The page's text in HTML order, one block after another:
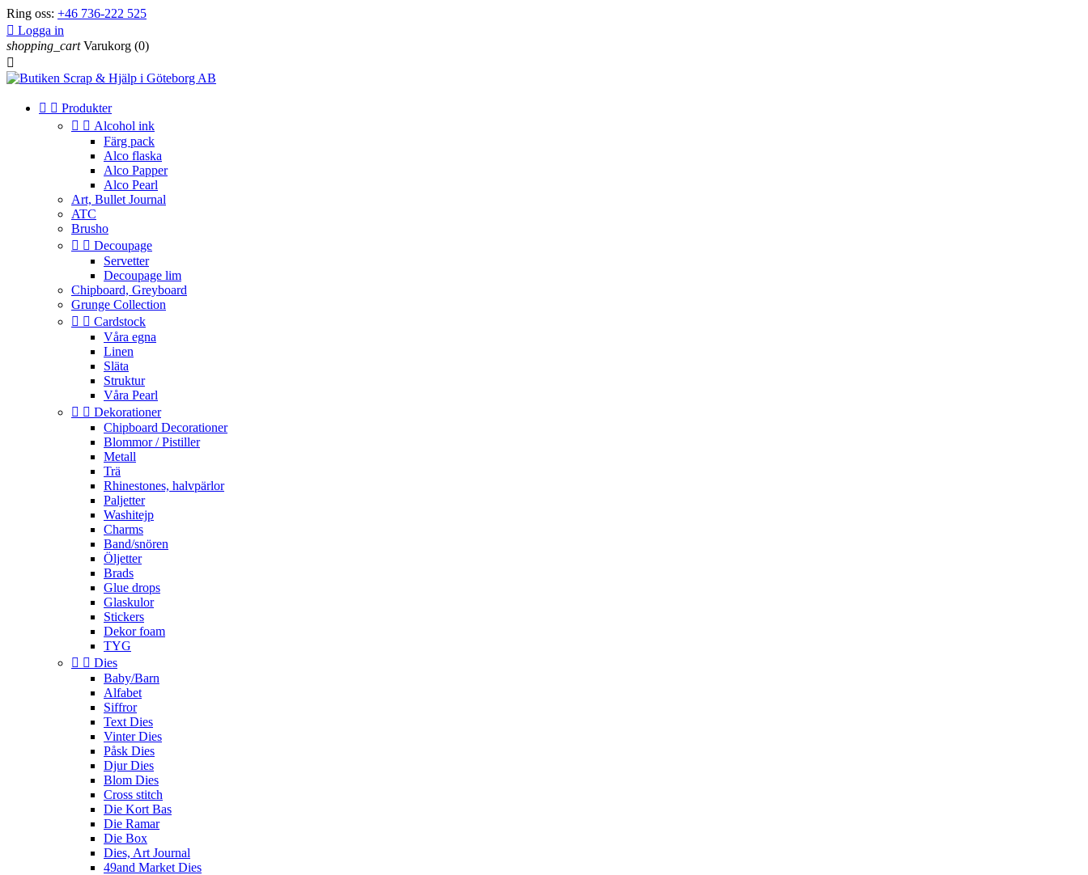
Ring oss: +46 736-222 525
 Logga in
shopping_cart Varukorg (0)

  Produkter
  Alcohol ink
Färg pack
Alco flaska
Alco Papper
Alco Pearl
Art, Bullet Journal
ATC
Brusho
  Decoupage
Servetter
Decoupage lim
Chipboard, Greyboard
Grunge Collection
  Cardstock
Våra egna
Linen
Släta
Struktur
Våra Pearl
  Dekorationer
Chipboard Decorationer
Blommor / Pistiller
Metall
Trä
Rhinestones, halvpärlor
Paljetter
Washitejp
Charms
Band/snören
Öljetter
Brads
Glue drops
Glaskulor
Stickers
Dekor foam
TYG
  Dies
Baby/Barn
Alfabet
Siffror
Text Dies
Vinter Dies
Påsk Dies
Djur Dies
Blom Dies
Cross stitch
Die Kort Bas
Die Ramar
Die Box
Dies, Art Journal
49and Market Dies